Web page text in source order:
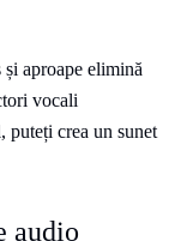
aproape elimină
vocali
puteți crea un sunet
audio